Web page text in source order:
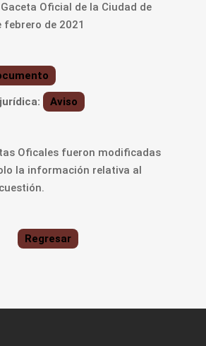
Oficial de la Ciudad de
febrero de 2021
Aviso
Oficales fueron modificadas
la información relativa al
Regresar